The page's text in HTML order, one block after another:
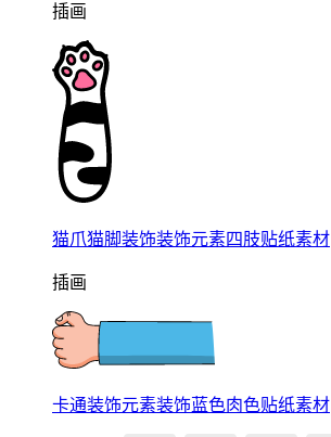
插画
猫爪猫脚装饰装饰元素四肢贴纸素材
插画
卡通装饰元素装饰蓝色肉色贴纸素材